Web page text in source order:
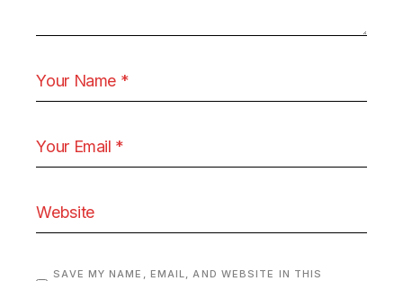
SAVE MY NAME, EMAIL, AND WEBSITE IN THIS